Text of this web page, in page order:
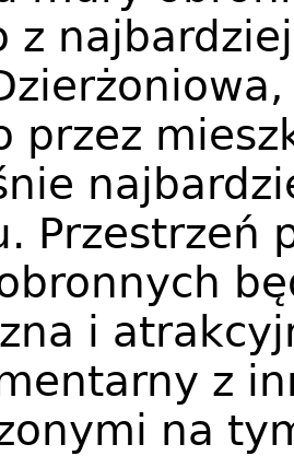
z
przez
Przestrzeń
i
z
na